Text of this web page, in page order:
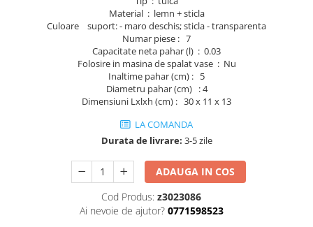
Material : lemn + sticla
Culoare suport: - maro deschis; sticla - transparenta
Numar piese : 7
Capacitate neta pahar (l) : 0.03
Folosire in masina de spalat vase : Nu
Inaltime pahar (cm) : 5
Diametru pahar (cm) : 4
Dimensiuni Lxlxh (cm) : 30 x 11 x 13
LA COMANDA
Durata de livrare: 3-5 zile
ADAUGA IN COS
Cod Produs: z3023086
Ai nevoie de ajutor? 0771598523